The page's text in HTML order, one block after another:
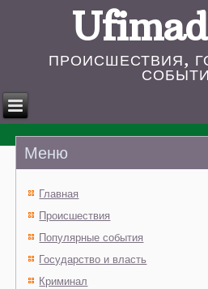
ПРОИСШЕСТВИЯ,
Меню
Главная
Происшествия
Популярные события
Государство и власть
Криминал